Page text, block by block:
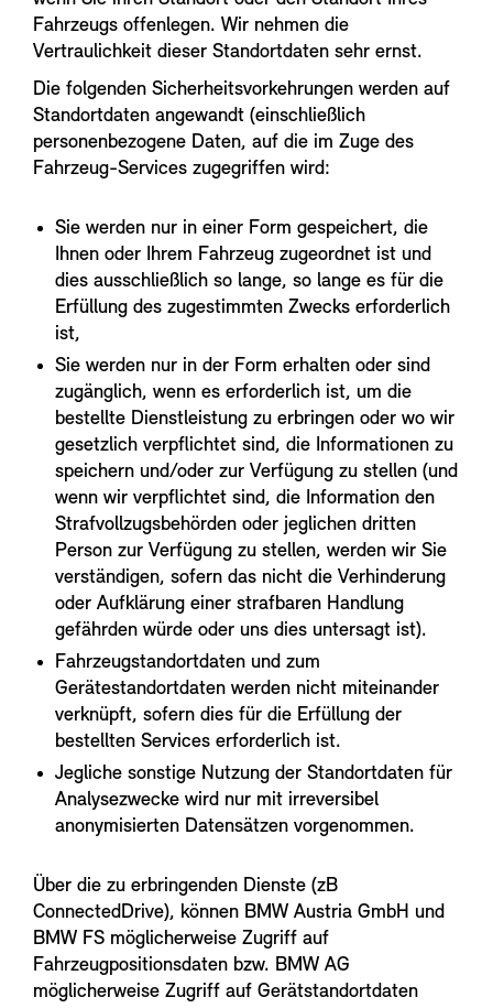
Fahrzeugs offenlegen. Wir nehmen die
Vertraulichkeit dieser Standortdaten sehr ernst.
Die folgenden Sicherheitsvorkehrungen werden auf
Standortdaten angewandt (einschließlich
personenbezogene Daten, auf die im Zuge des
Fahrzeug-Services zugegriffen wird:
Sie werden nur in einer Form gespeichert, die
Ihnen oder Ihrem Fahrzeug zugeordnet ist und
dies ausschließlich so lange, so lange es für die
Erfüllung des zugestimmten Zwecks erforderlich
ist,
Sie werden nur in der Form erhalten oder sind
zugänglich, wenn es erforderlich ist, um die
bestellte Dienstleistung zu erbringen oder wo wir
gesetzlich verpflichtet sind, die Informationen zu
speichern und/oder zur Verfügung zu stellen (und
wenn wir verpflichtet sind, die Information den
Strafvollzugsbehörden oder jeglichen dritten
Person zur Verfügung zu stellen, werden wir Sie
verständigen, sofern das nicht die Verhinderung
oder Aufklärung einer strafbaren Handlung
gefährden würde oder uns dies untersagt ist).
Fahrzeugstandortdaten und zum
Gerätestandortdaten werden nicht miteinander
verknüpft, sofern dies für die Erfüllung der
bestellten Services erforderlich ist.
Jegliche sonstige Nutzung der Standortdaten für
Analysezwecke wird nur mit irreversibel
anonymisierten Datensätzen vorgenommen.
Über die zu erbringenden Dienste (zB
ConnectedDrive), können BMW Austria GmbH und
BMW FS möglicherweise Zugriff auf
Fahrzeugpositionsdaten bzw. BMW AG
möglicherweise Zugriff auf Gerätstandortdaten